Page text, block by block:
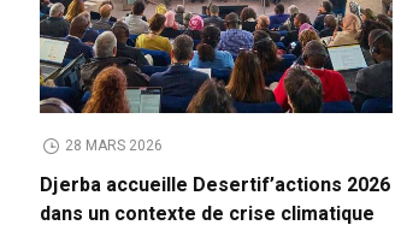
28 MARS 2026
Djerba accueille Desertif’actions 2026
dans un contexte de crise climatique